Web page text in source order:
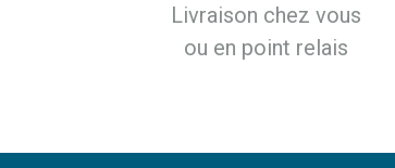
Livraison chez vous
ou en point relais